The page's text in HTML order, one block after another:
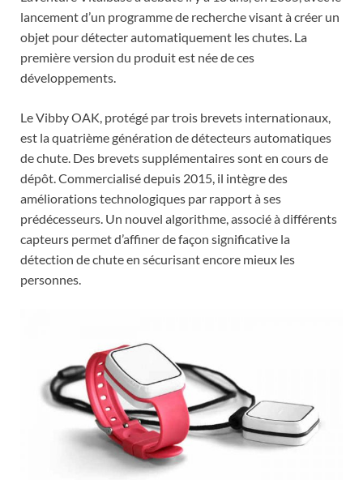
lancement d’un programme de recherche visant à créer un
objet pour détecter automatiquement les chutes. La
première version du produit est née de ces
développements.
Le Vibby OAK, protégé par trois brevets internationaux,
est la quatrième génération de détecteurs automatiques
de chute. Des brevets supplémentaires sont en cours de
dépôt. Commercialisé depuis 2015, il intègre des
améliorations technologiques par rapport à ses
prédécesseurs. Un nouvel algorithme, associé à différents
capteurs permet d’affiner de façon significative la
détection de chute en sécurisant encore mieux les
personnes.